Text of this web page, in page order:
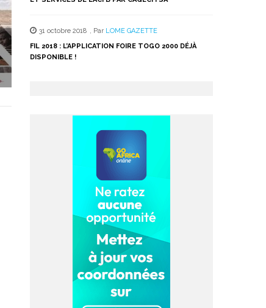
31 octobre 2018 , Par LOME GAZETTE
FIL 2018 : L’APPLICATION FOIRE TOGO 2000 DÉJÀ
DISPONIBLE !